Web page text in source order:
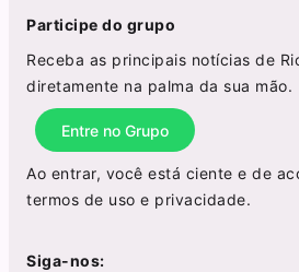
Participe do grupo
Receba as principais notícias de
diretamente na palma da sua mão.
Entre no Grupo
Ao entrar, você está ciente e de
termos de uso e privacidade.
Siga-nos: